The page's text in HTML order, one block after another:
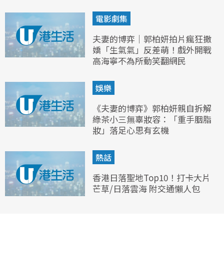
電影劇集
夫妻的博弈｜郭柏妍拍片瘋狂撒
嬌「生氣氣」反差萌！戲外開戰
高海寧不為所動笑翻網民
娛樂
《夫妻的博弈》郭柏妍親自拆解
綠茶小三無辜妝容：「重手胭脂
妝」落足心思有玄機
熱話
香港日落聖地Top10！打卡大片
芒草/日落雲海 附交通懶人包